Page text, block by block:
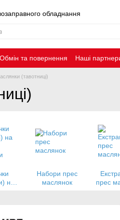
обладнання
Обмін та повернення Наші
(тавотниці)
на
Набори прес
маслянок
прес